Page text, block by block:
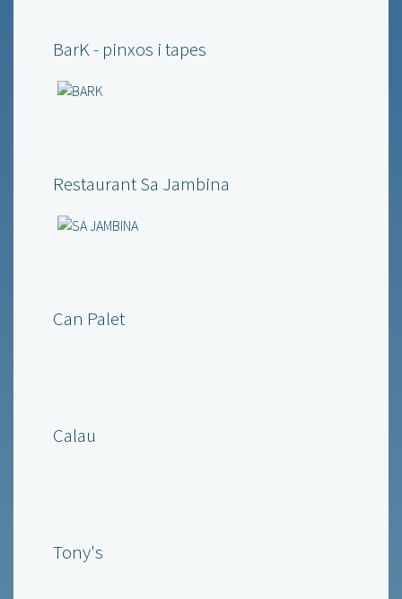
BarK - pinxos i tapes
Restaurant Sa Jambina
Can Palet
Calau
Tony's